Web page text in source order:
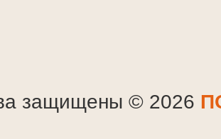
защищены © 2026